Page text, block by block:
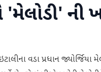
'મેલોડી'
ઇટાલીના વડા પ્રધાન